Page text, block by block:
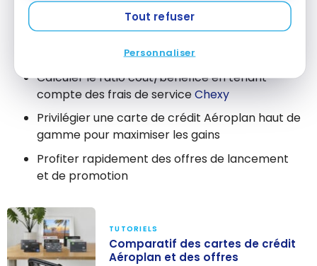
Tout refuser
Personnaliser
Pour en tirer le meilleur parti, nous recommandons
Calculer le ratio coût/bénéfice en tenant
compte des frais de serviceChexy
Privilégier une carte de crédit Aéroplan haut de
gamme pour maximiser les gains
Profiter rapidement des offres de lancement
et de promotion
TUTORIELS
Comparatif des cartes de crédit
Aéroplan et des offres